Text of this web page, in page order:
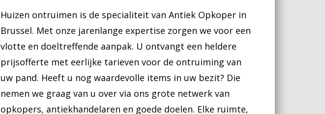
Huizen ontruimen is de specialiteit van Antiek Opkoper in
Brussel. Met onze jarenlange expertise zorgen we voor een
vlotte en doeltreffende aanpak. U ontvangt een heldere
prijsofferte met eerlijke tarieven voor de ontruiming van
uw pand. Heeft u nog waardevolle items in uw bezit? Die
nemen we graag van u over via ons grote netwerk van
opkopers, antiekhandelaren en goede doelen. Elke ruimte,